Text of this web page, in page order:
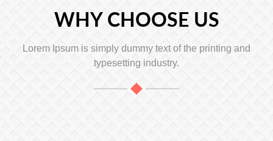
WHY CHOOSE US
Lorem Ipsum is simply dummy text of the printing and
typesetting industry.